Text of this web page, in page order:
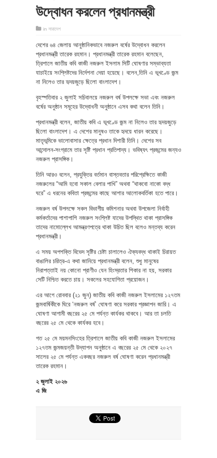
উদ্বোধন করলেন প্রধানমন্ত্রী
in সারাদেশ
দেশের ৬৪ জেলায় আনুষ্ঠানিকভাবে নজরুল বর্ষের উদ্বোধন করলেন
প্রধানমন্ত্রী তারেক রহমান। প্রধানমন্ত্রী তারেক রহমান বলেছেন,
ত্রিশালে জাতীয় কবি কাজী নজরুল ইসলাম সিটি ঘোষণার সম্ভাব্যতা
যাচাইয়ে সংশ্লিষ্টদের নির্দেশনা দেয়া হয়েছে। বলেন,তিনি এ ভূখণ্ডে জন্ম
না নিলেও তার হৃদয়জুড়ে ছিলো বাংলাদেশ।
বৃহস্পতিবার ২ জুলাই সচিবালয়ে নজরুল বর্ষ উপলক্ষে সভা এবং নজরুল
বর্ষের অনুষ্ঠান সমূহের উদ্বোধনী অনুষ্ঠানে এসব কথা বলেন তিনি।
প্রধানমন্ত্রী বলেন, জাতীয় কবি এ ভূখণ্ডে জন্ম না নিলেও তার হৃদয়জুড়ে
ছিলো বাংলাদেশ। এ দেশের মানুষও তাকে হৃদয়ে ধারন করেছে।
মাতৃভূমিকে ভালোবাসার ক্ষেত্রে প্রধান দিশারী তিনি। দেশের সব
আন্দোলন-সংগ্রামে তার সৃষ্টি প্রধান প্রতিপাদ্য। ভবিষ্যৎ প্রজন্মের জন্যও
নজরুল প্রাসঙ্গিক।
তিনি আরও বলেন, প্রযুক্তির বর্তমান বাস্তবতার পরিপ্রেক্ষিতে কাজী
নজরুলের “আমি হবো সকাল বেলার পাখি” অথবা “থাকবো নাকো বদ্ধ
ঘরে” এ ধরনের কবিতা প্রজন্মের কাছে আশার আলোকবর্তিকা হতে পারে।
নজরুল বর্ষ উপলক্ষে সকল বিভাগীয় কমিশনার অথবা উপজেলা নির্বাহী
কর্মকর্তাদের পাশাপাশি নজরুল সংশ্লিষ্ট যাদের উপস্থিত থাকা প্রাসঙ্গিক
তাদের নামোল্লেখ আমন্ত্রণপত্রে থাকা উচিত ছিল বলেও মন্তব্য করেন
প্রধানমন্ত্রী।
এ সময় অপশক্তি বিভেদ সৃষ্টির চেষ্টা চালালেও ঐক্যবদ্ধ থাকাই চিরায়ত
বাঙালির চরিত্র-এ কথা জানিয়ে প্রধানমন্ত্রী বলেন, শুধু মানুষের
নিরাপত্তাই নয় কোনো প্রাণীও যেন হিংস্রতার শিকার না হয়, সরকার
সেটি নিশ্চিত করতে চায়। সকলের সহযোগিতা প্রয়োজন।
এর আগে রোববার (২১ জুন) জাতীয় কবি কাজী নজরুল ইসলামের ১২৭তম
জন্মবার্ষিকীকে ঘিরে ‘নজরুল বর্ষ’ ঘোষণা করে সরকার প্রজ্ঞাপন জারি। এ
ঘোষণা আগামী বছরের ২৫ মে পর্যন্ত কার্যকর থাকবে। আর তা চলতি
বছরের ২৫ মে থেকে কার্যকর হবে।
গত ২৫ মে ময়মনসিংহের ত্রিশালে জাতীয় কবি কাজী নজরুল ইসলামের
১২৭তম জন্মজয়ন্তী উদ্‌যাপন অনুষ্ঠানে এ বছরের ২৫ মে থেকে ২০২৭
সালের ২৫ মে পর্যন্ত একবছর নজরুল বর্ষ ঘোষণা করেন প্রধানমন্ত্রী
তারেক রহমান।
২ জুলাই ২০২৬
এ জি